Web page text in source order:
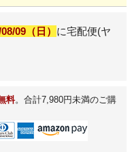
09（日） に宅配便(ヤ
料。合計7,980円未満のご購